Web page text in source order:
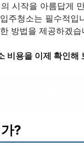
시작을 아름답게
주청소는 필수적
방법을 제공하겠습
비용을 이제 확인해
?